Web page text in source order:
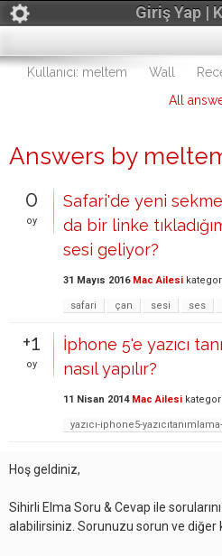
Giriş Yap |
Kullanıcı: meltem Wall
All
Answers by
0
oy
Safari'de yeni sekme
da bir linke
sesi geliyor?
31 Mayıs 2016 Mac Ailesi
safari çan sesi ses
+1
oy
İphone 5'e yazıcı
nasıl yapılır?
11 Nisan 2014 Mac Ailesi
yazıcı-iphone5-
Hoş geldiniz,
Sihirli Elma Soru & Cevap ile
alabilirsiniz. Sorunuzu sorun ve diğer